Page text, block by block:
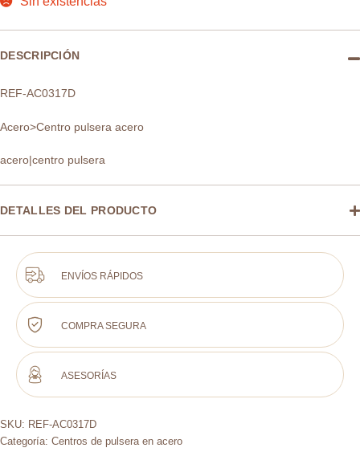
DESCRIPCIÓN
REF-AC0317D
Acero>Centro pulsera acero
acero|centro pulsera
DETALLES DEL PRODUCTO
ENVÍOS RÁPIDOS
COMPRA SEGURA
ASESORÍAS
SKU: REF-AC0317D
Categoría: Centros de pulsera en acero